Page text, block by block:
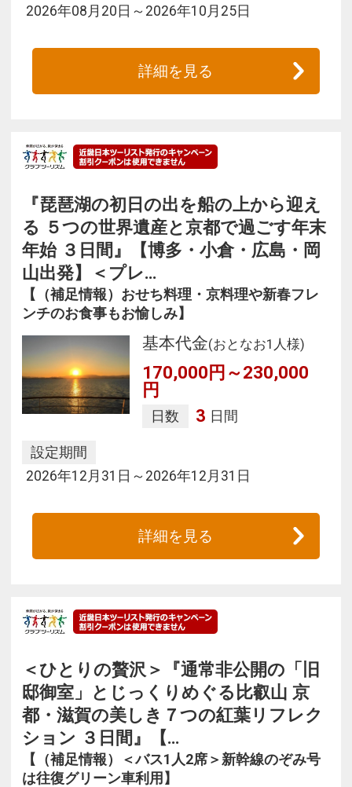
2026年08月20日～2026年10月25日
詳細を見る
『琵琶湖の初日の出を船の上から迎え
る ５つの世界遺産と京都で過ごす年末
年始 ３日間』【博多・小倉・広島・岡
山出発】＜プレ…
【（補足情報）おせち料理・京料理や新春フレ
ンチのお食事もお愉しみ】
基本代金(おとなお1人様)
170,000円～230,000
円
日数 3 日間
設定期間
2026年12月31日～2026年12月31日
詳細を見る
＜ひとりの贅沢＞『通常非公開の「旧
邸御室」とじっくりめぐる比叡山 京
都・滋賀の美しき７つの紅葉リフレク
ション ３日間』【…
【（補足情報）＜バス1人2席＞新幹線のぞみ号
は往復グリーン車利用】